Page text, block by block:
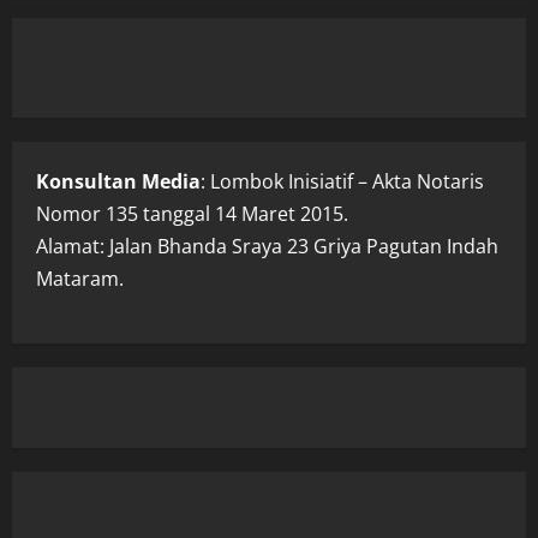
Konsultan Media: Lombok Inisiatif – Akta Notaris
Nomor 135 tanggal 14 Maret 2015.
Alamat: Jalan Bhanda Sraya 23 Griya Pagutan Indah
Mataram.